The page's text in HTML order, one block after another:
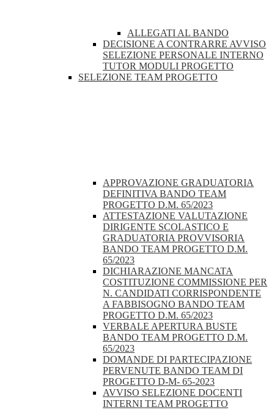
ALLEGATI AL BANDO
DECISIONE A CONTRARRE AVVISO
SELEZIONE PERSONALE INTERNO
TUTOR MODULI PROGETTO
SELEZIONE TEAM PROGETTO
APPROVAZIONE GRADUATORIA
DEFINITIVA BANDO TEAM
PROGETTO D.M. 65/2023
ATTESTAZIONE VALUTAZIONE
DIRIGENTE SCOLASTICO E
GRADUATORIA PROVVISORIA
BANDO TEAM PROGETTO D.M.
65/2023
DICHIARAZIONE MANCATA
COSTITUZIONE COMMISSIONE PER
N. CANDIDATI CORRISPONDENTE
A FABBISOGNO BANDO TEAM
PROGETTO D.M. 65/2023
VERBALE APERTURA BUSTE
BANDO TEAM PROGETTO D.M.
65/2023
DOMANDE DI PARTECIPAZIONE
PERVENUTE BANDO TEAM DI
PROGETTO D-M- 65-2023
AVVISO SELEZIONE DOCENTI
INTERNI TEAM PROGETTO